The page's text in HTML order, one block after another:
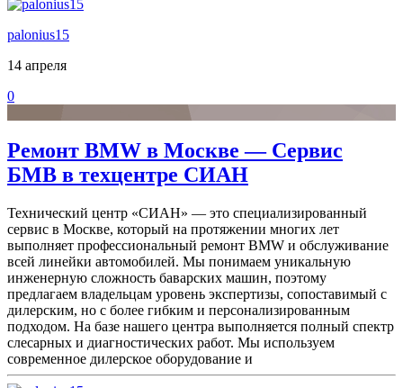
palonius15
14 апреля
0
Ремонт BMW в Москве — Сервис
БМВ в техцентре СИАН
Технический центр «СИАН» — это специализированный
сервис в Москве, который на протяжении многих лет
выполняет профессиональный ремонт BMW и обслуживание
всей линейки автомобилей. Мы понимаем уникальную
инженерную сложность баварских машин, поэтому
предлагаем владельцам уровень экспертизы, сопоставимый с
дилерским, но с более гибким и персонализированным
подходом. На базе нашего центра выполняется полный спектр
слесарных и диагностических работ. Мы используем
современное дилерское оборудование и